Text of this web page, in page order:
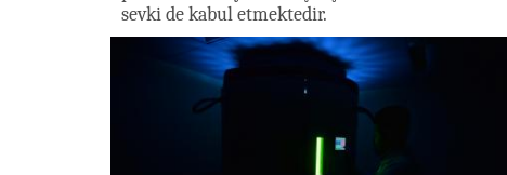
sevki de kabul etmektedir.